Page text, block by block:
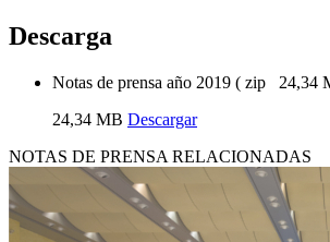
Descarga
Notas de prensa año 2019 ( zip 24,34
24,34 MB Descargar
NOTAS DE PRENSA RELACIONADAS